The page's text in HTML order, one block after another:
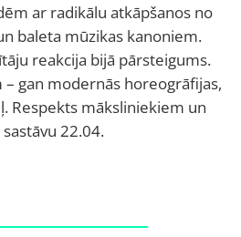
ar radikālu atkāpšanos no
baleta mūzikas kanoniem.
reakcija bijā pārsteigums.
– gan modernās horeogrāfijas,
Respekts māksliniekiem un
22.04.